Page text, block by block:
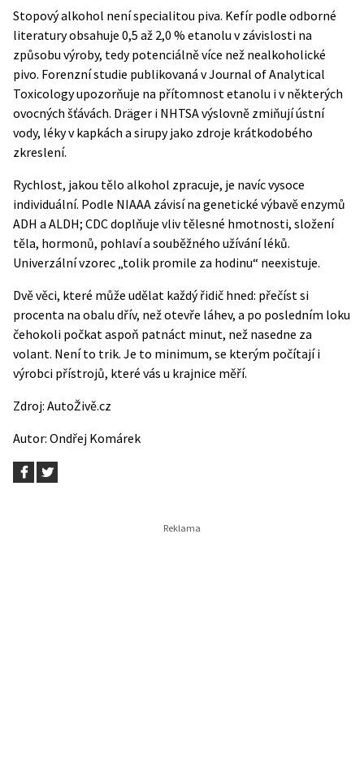
Stopový alkohol není specialitou piva. Kefír podle odborné
literatury obsahuje 0,5 až 2,0 % etanolu v závislosti na
způsobu výroby, tedy potenciálně více než nealkoholické
pivo. Forenzní studie publikovaná v Journal of Analytical
Toxicology upozorňuje na přítomnost etanolu i v některých
ovocných šťávách. Dräger i NHTSA výslovně zmiňují ústní
vody, léky v kapkách a sirupy jako zdroje krátkodobého
zkreslení.
Rychlost, jakou tělo alkohol zpracuje, je navíc vysoce
individuální. Podle NIAAA závisí na genetické výbavě enzymů
ADH a ALDH; CDC doplňuje vliv tělesné hmotnosti, složení
těla, hormonů, pohlaví a souběžného užívání léků.
Univerzální vzorec „tolik promile za hodinu“ neexistuje.
Dvě věci, které může udělat každý řidič hned: přečíst si
procenta na obalu dřív, než otevře láhev, a po posledním loku
čehokoli počkat aspoň patnáct minut, než nasedne za
volant. Není to trik. Je to minimum, se kterým počítají i
výrobci přístrojů, které vás u krajnice měří.
Zdroj: AutoŽivě.cz
Autor: Ondřej Komárek